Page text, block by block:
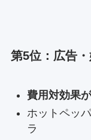
第5位：広告
費用対効果
ホットペッ
ラ